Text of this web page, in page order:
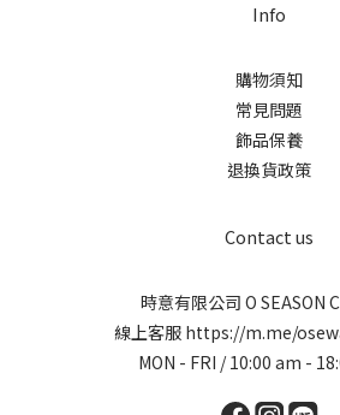
Info
購物須知
常見問題
飾品保養
退換貨政策
Contact us
時意有限公司 O SEASON
線上客服 https://m.me/
MON - FRI / 10:00 am -